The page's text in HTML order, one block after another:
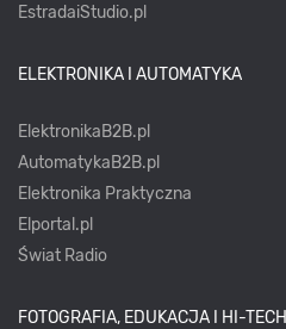
EstradaiStudio.pl
ELEKTRONIKA I AUTOMATYKA
ElektronikaB2B.pl
AutomatykaB2B.pl
Elektronika Praktyczna
Elportal.pl
Świat Radio
FOTOGRAFIA, EDUKACJA I HI-TECH